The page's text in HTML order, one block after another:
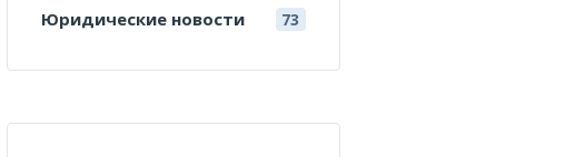
Юридические новости 73